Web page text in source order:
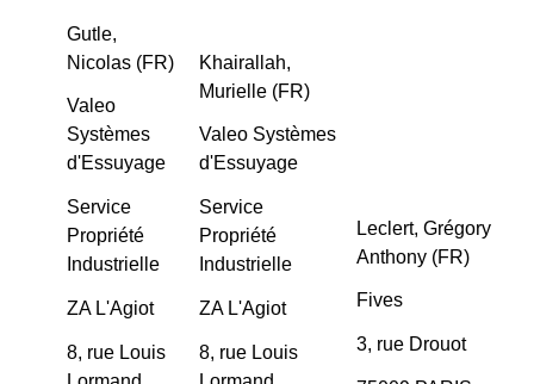
Gutle,
Nicolas (FR)
Valeo
Systèmes
d'Essuyage
Service
Propriété
Industrielle
ZA L'Agiot
8, rue Louis
Khairallah,
Murielle (FR)
Valeo Systèmes
d'Essuyage
Service
Propriété
Industrielle
ZA L'Agiot
8, rue Louis
Leclert, Grégory
Anthony (FR)
Fives
3, rue Drouot